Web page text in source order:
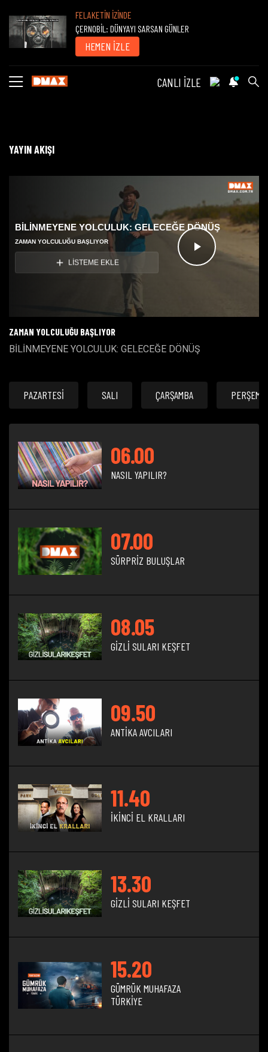
FELAKETİN İZİNDE
ÇERNOBİL: DÜNYAYI SARSAN GÜNLER
HEMEN İZLE
CANLI İZLE
YAYIN AKIŞI
Videoyu
BİLİNMEYENE YOLCULUK: GELECEĞE DÖNÜŞ
ZAMAN YOLCULUĞU BAŞLIYOR
LİSTEME EKLE
ZAMAN YOLCULUĞU BAŞLIYOR
BİLİNMEYENE YOLCULUK: GELECEĞE DÖNÜŞ
PAZARTESİ SALI ÇARŞAMBA
06.00
NASIL YAPILIR?
07.00
SÜRPRİZ BULUŞLAR
08.05
GİZLİ SULARI KEŞFET
09.50
ANTİKA AVCILARI
11.40
İKİNCİ EL KRALLARI
13.30
GİZLİ SULARI KEŞFET
15.20
GÜMRÜK MUHAFAZA
TÜRKİYE